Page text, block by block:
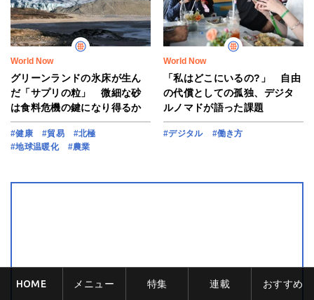
World Now
グリーンランドの氷床が生ん
だ「サプリの粒」 微細な砂
は食料危機の鍵になり得るか
#健康 #貿易
#北極
#地球温暖化
#農業
World Now
「私はどこにいるの?」 自由
の代償としての孤独、デジタ
ルノマドが語った課題
#デジタル #働き方
HOME メニュー 特集 連載 おすすめ